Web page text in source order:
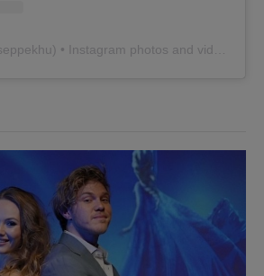
) • Instagram photos and videos